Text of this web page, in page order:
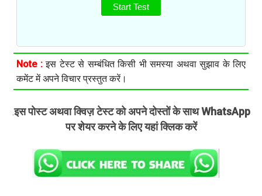
Start Test
Note :इस टेस्ट से सम्बंधित किसी भी समस्या अथवा सुझाव के लिए
कमेंट में अपने विचार प्रस्तुत करें।
.इस पोस्ट अथवा क्विज़ टेस्ट को अपने दोस्तों के साथ WhatsApp
पर शेयर करने के लिए यहां क्लिक करें